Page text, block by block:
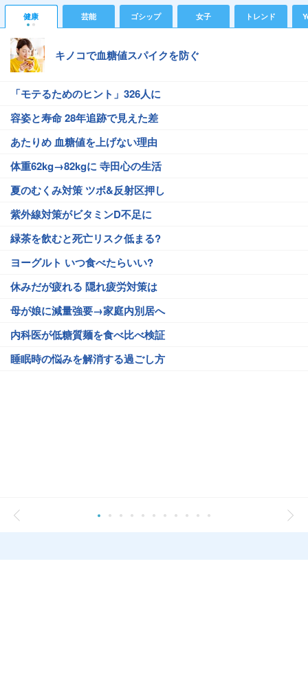
健康 芸能 ゴシップ 女子 トレンド
キノコで血糖値スパイクを防ぐ
「モテるためのヒント」326人に
容姿と寿命 28年追跡で見えた差
あたりめ 血糖値を上げない理由
体重62kg→82kgに 寺田心の生活
夏のむくみ対策 ツボ&反射区押し
紫外線対策がビタミンD不足に
緑茶を飲むと死亡リスク低まる?
ヨーグルト いつ食べたらいい?
休みだが疲れる 隠れ疲労対策は
母が娘に減量強要→家庭内別居へ
内科医が低糖質麺を食べ比べ検証
睡眠時の悩みを解消する過ごし方